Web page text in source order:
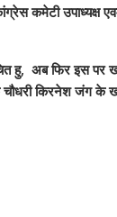
कमेटी उपाध्यक्ष
हु, अब फिर इस पर
चौधरी किरनेश जंग